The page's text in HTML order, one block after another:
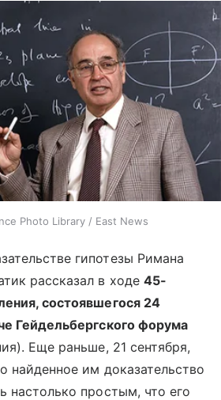
Photo Library / East News
гипотезы Римана
рассказал в ходе 45-
состоявшегося 24
Гейдельбергского форума
Еще раньше, 21 сентября,
найденное им доказательство
настолько простым, что его